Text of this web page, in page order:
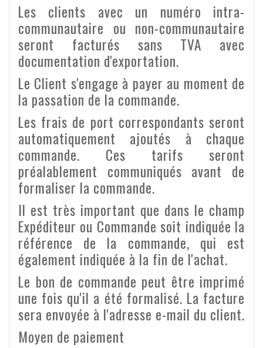
Les clients avec un numéro intra-
communautaire ou non-communautaire
seront facturés sans TVA avec
documentation d'exportation.
Le Client s'engage à payer au moment de
la passation de la commande.
Les frais de port correspondants seront
automatiquement ajoutés à chaque
commande. Ces tarifs seront
préalablement communiqués avant de
formaliser la commande.
Il est très important que dans le champ
Expéditeur ou Commande soit indiquée la
référence de la commande, qui est
également indiquée à la fin de l'achat.
Le bon de commande peut être imprimé
une fois qu'il a été formalisé. La facture
sera envoyée à l'adresse e-mail du client.
Moyen de paiement